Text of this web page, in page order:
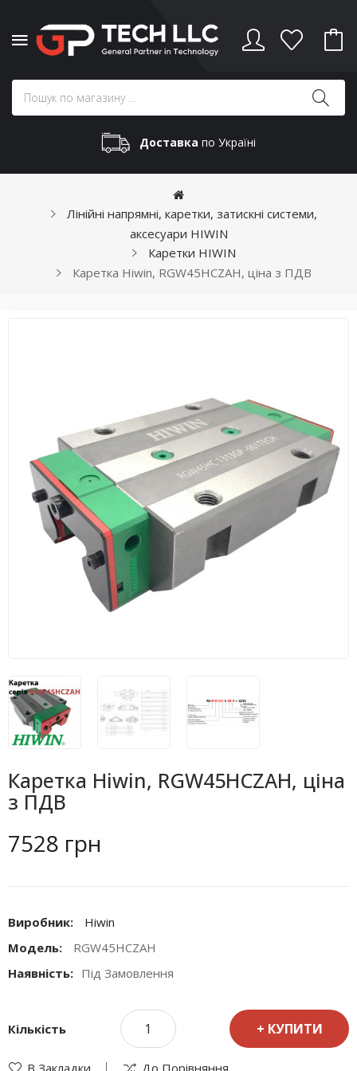
Доставка по Україні
Лінійні напрямні, каретки, затискні системи,
аксесуари HIWIN
Каретки HIWIN
Каретка Hiwin, RGW45HCZAH, ціна з ПДВ
Каретка Hiwin, RGW45HCZAH, ціна
з ПДВ
7528 грн
Виробник:
Hiwin
Модель:
RGW45HCZAH
Наявність: Під Замовлення
Кількість КУПИТИ
В Закладки До Порівняння